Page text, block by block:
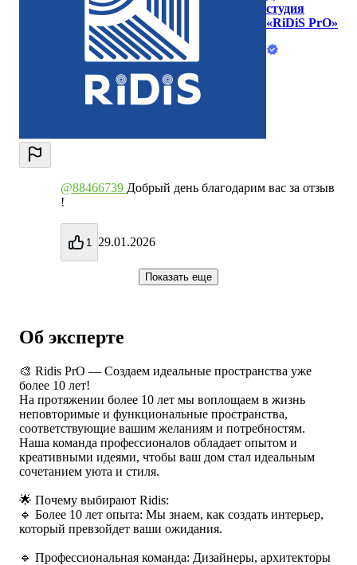
студия
«RiDiS PrO»
@88466739 Добрый день благодарим вас за отзыв
!
1 29.01.2026
Показать еще
Об эксперте
🎨 Ridis PrO — Создаем идеальные пространства уже
более 10 лет!
На протяжении более 10 лет мы воплощаем в жизнь
неповторимые и функциональные пространства,
соответствующие вашим желаниям и потребностям.
Наша команда профессионалов обладает опытом и
креативными идеями, чтобы ваш дом стал идеальным
сочетанием уюта и стиля.
🌟 Почему выбирают Ridis:
🔹 Более 10 лет опыта: Мы знаем, как создать интерьер,
который превзойдет ваши ожидания.
🔹 Профессиональная команда: Дизайнеры, архитекторы